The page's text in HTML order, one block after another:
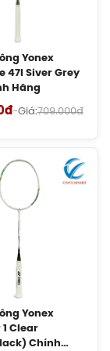
Chính
66 Chính
Charging
Accel
Chính Hãng
Yonex
47I Siver Grey
Hãng
-Giá:709.000đ
Yonex
Clear
Chính